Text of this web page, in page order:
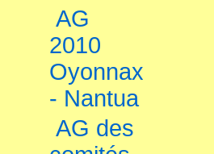
AG
2010
Oyonnax
- Nantua
AG des